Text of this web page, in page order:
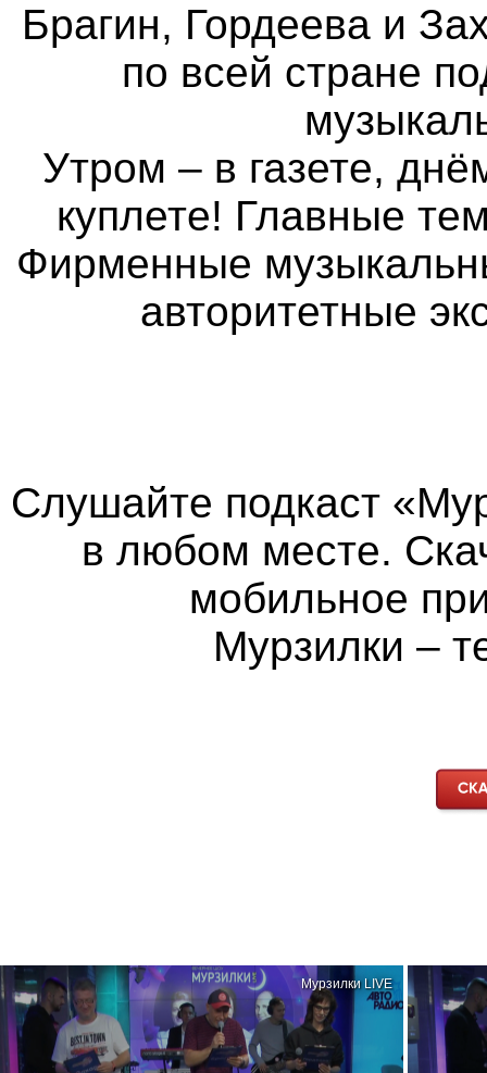
Брагин, Гордеева и
по всей стране
Утром – в газете,
куплете! Главные
Фирменные
авторитетные
Слушайте подкаст
в любом месте.
мобильное
Мурзилки –
Мурзилки LIVE